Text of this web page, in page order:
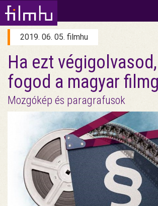
2019. 06. 05. filmhu
Ha ezt
fogod a magyar
Mozgókép és paragrafusok